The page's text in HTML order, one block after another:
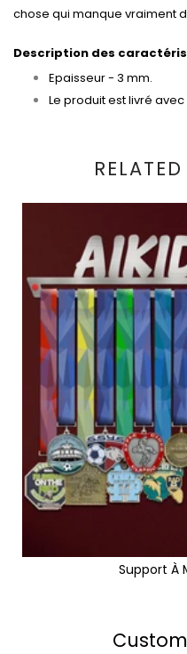
chose qui manque vraiment
Description des
Epaisseur - 3 mm.
Le produit est livré
Support À